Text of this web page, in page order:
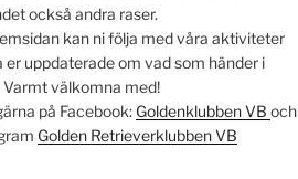
också andra raser.
kan ni följa med våra aktiviteter
er uppdaterade om vad som händer i
Varmt välkomna med!
på Facebook: Goldenklubben VB och
Golden Retrieverklubben VB